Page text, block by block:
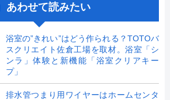
あわせて読みたい
浴室の”きれい”はどう作られる？TOTOバ
スクリエイト佐倉工場を取材。浴室「シ
ンラ」体験と新機能「浴室クリアキー
プ」
排水管つまり用ワイヤーはホームセンタ